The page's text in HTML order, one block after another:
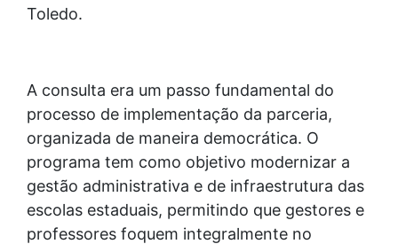
Toledo.
A consulta era um passo fundamental do
processo de implementação da parceria,
organizada de maneira democrática. O
programa tem como objetivo modernizar a
gestão administrativa e de infraestrutura das
escolas estaduais, permitindo que gestores e
professores foquem integralmente no